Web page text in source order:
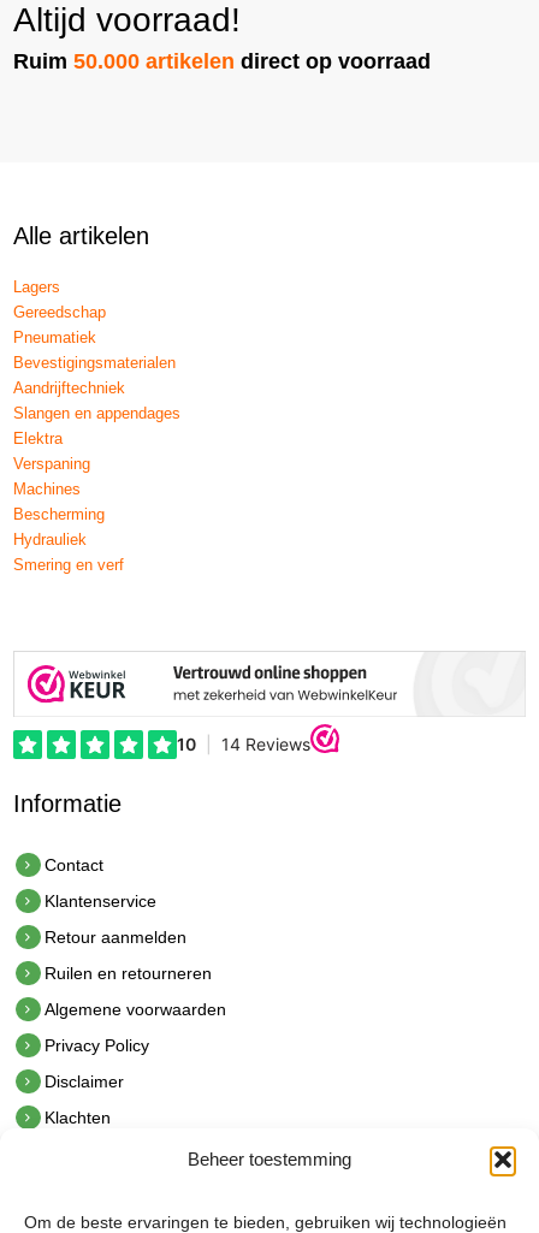
Beheer toestemming
Om de beste ervaringen te bieden, gebruiken wij technologieën
Altijd voorraad!
Ruim50.000 artikelen direct op voorraad
Alle artikelen
Lagers
Gereedschap
Pneumatiek
Bevestigingsmaterialen
Aandrijftechniek
Slangen en appendages
Elektra
Verspaning
Machines
Bescherming
Hydrauliek
Smering en verf
Informatie
Contact
Klantenservice
Retour aanmelden
Ruilen en retourneren
Algemene voorwaarden
Privacy Policy
Disclaimer
Klachten
hetindustriehuis B.V.